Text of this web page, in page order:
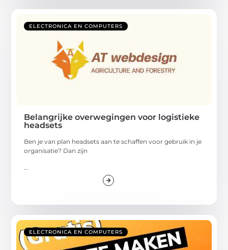
ELECTRONICA EN COMPUTERS
Belangrijke overwegingen voor logistieke
headsets
Ben je van plan headsets aan te schaffen voor gebruik in je
organisatie? Dan zijn
ELECTRONICA EN COMPUTERS